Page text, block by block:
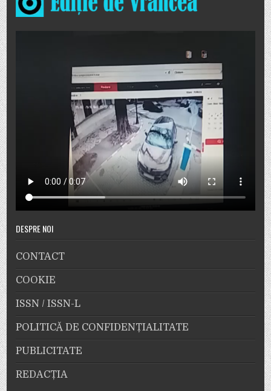
DESPRE NOI
CONTACT
COOKIE
ISSN / ISSN-L
POLITICĂ DE CONFIDENȚIALITATE
PUBLICITATE
REDACȚIA